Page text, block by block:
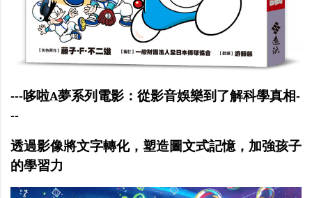
---哆啦A夢系列電影：從影音娛樂到了解科學真相-
--
透過影像將文字轉化，塑造圖文式記憶，加強孩子
的學習力